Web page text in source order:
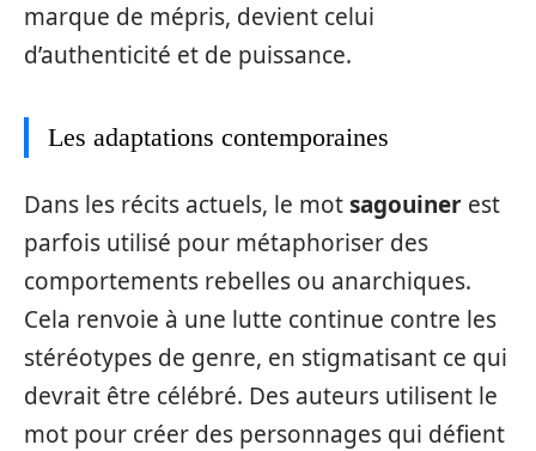
marque de mépris, devient celui
d’authenticité et de puissance.
Les adaptations contemporaines
Dans les récits actuels, le motsagouiner est
parfois utilisé pour métaphoriser des
comportements rebelles ou anarchiques.
Cela renvoie à une lutte continue contre les
stéréotypes de genre, en stigmatisant ce qui
devrait être célébré. Des auteurs utilisent le
mot pour créer des personnages qui défient